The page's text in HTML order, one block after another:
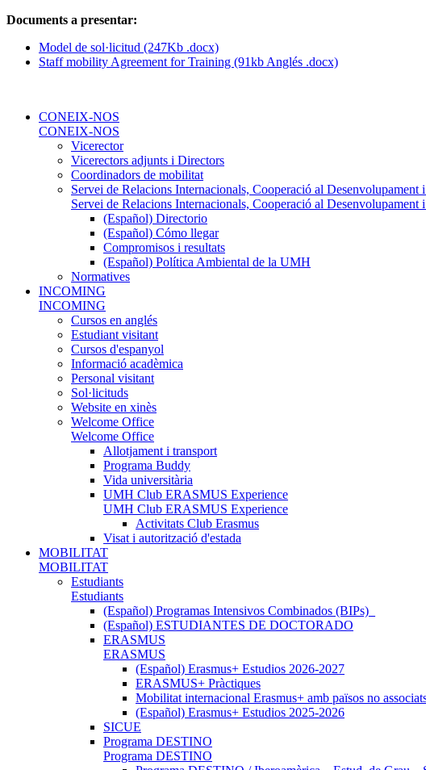
Documents a presentar:
Model de sol·licitud (247Kb .docx)
Staff mobility Agreement for Training (91kb Anglés .docx)
CONEIX-NOS
CONEIX-NOS
Vicerector
Vicerectors adjunts i Directors
Coordinadors de mobilitat
Servei de Relacions Internacionals, Cooperació al Desenvolupament
Servei de Relacions Internacionals, Cooperació al Desenvolupament
(Español) Directorio
(Español) Cómo llegar
Compromisos i resultats
(Español) Política Ambiental de la UMH
Normatives
INCOMING
INCOMING
Cursos en anglés
Estudiant visitant
Cursos d'espanyol
Informació acadèmica
Personal visitant
Sol·licituds
Website en xinès
Welcome Office
Welcome Office
Allotjament i transport
Programa Buddy
Vida universitària
UMH Club ERASMUS Experience
UMH Club ERASMUS Experience
Activitats Club Erasmus
Visat i autorització d'estada
MOBILITAT
MOBILITAT
Estudiants
Estudiants
(Español) Programas Intensivos Combinados (BIPs)_
(Español) ESTUDIANTES DE DOCTORADO
ERASMUS
ERASMUS
(Español) Erasmus+ Estudios 2026-2027
ERASMUS+ Pràctiques
Mobilitat internacional Erasmus+ amb països no
(Español) Erasmus+ Estudios 2025-2026
SICUE
Programa DESTINO
Programa DESTINO